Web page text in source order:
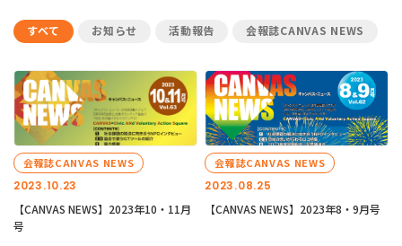
すべて お知らせ 活動報告 会報誌CANVAS NEWS
2023.10.23
会報誌CANVAS NEWS
【CANVAS NEWS】2023年10・11月
号
2023.08.25
会報誌CANVAS NEWS
【CANVAS NEWS】2023年8・9月号